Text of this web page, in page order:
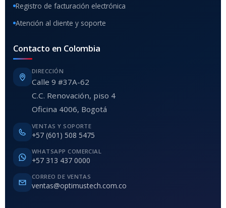
Registro de facturación electrónica
Atención al cliente y soporte
Contacto en Colombia
DIRECCIÓN
Calle 9 #37A-62
C.C. Renovación, piso 4
Oficina 4006, Bogotá
VENTAS Y SOPORTE
+57 (601) 508 5475
WHATSAPP COMERCIAL
+57 313 437 0000
CORREO DE VENTAS
ventas@optimustech.com.co